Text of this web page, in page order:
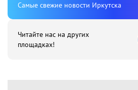
Cамые свежие новости Иркутска
Читайте нас на других
площадках!